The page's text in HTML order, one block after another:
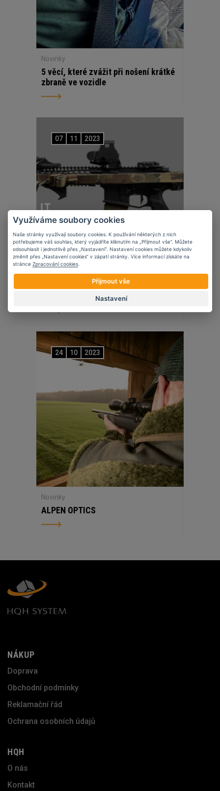
Novinky
5 věcí, které zvážit při nošení krátké
zbraně ve vozidle
07 11 2023
Edgar Sherman Design
24 10 2023
Novinky
ALPEN OPTICS
NÁKUP
Doprava
Obchodní podmínky
Reklamační řád
Ochrana osobních údajů
HQH
O nás
Kontakt
Využíváme soubory cookies
Naše stránky využívají soubory cookies. K používání některých z nich
potřebujeme váš souhlas, který vyjádříte kliknutím na „Přijmout vše“. Můžete
odsouhlasit i jednotlivě přes „Nastavení“. Nastavení cookies můžete kdykoliv
změnit přes „Nastavení cookies“ v zápatí stránky. Více informací získáte na
stránce Zpracování cookies
Přijmout vše
Nastavení